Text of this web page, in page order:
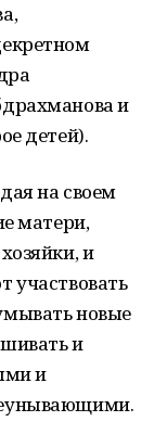
и
детей).
на своем
матери,
и
участвовать
новые
и
и